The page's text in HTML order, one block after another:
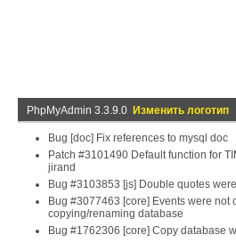
PhpMyAdmin 3.3.9.0 Изменить логотип
Bug [doc] Fix references to mysql doc
Patch #3101490 Default function for
jirand
Bug #3103853 [js] Double quotes
Bug #3077463 [core] Events were not
copying/renaming database
Bug #1762306 [core] Copy database